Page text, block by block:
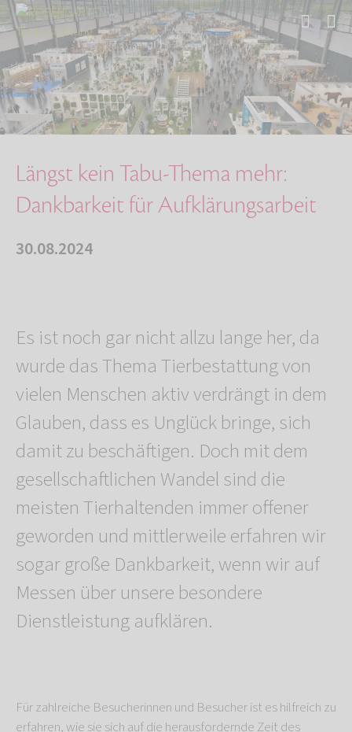
Start Über uns
Aktuelles
Längst kein Tabu-Thema mehr: Dankbarkeit für …
Längst kein Tabu-Thema mehr:
Dankbarkeit für Aufklärungsarbeit
30.08.2024
Es ist noch gar nicht allzu lange her, da
wurde das Thema Tierbestattung von
vielen Menschen aktiv verdrängt in dem
Glauben, dass es Unglück bringe, sich
damit zu beschäftigen. Doch mit dem
gesellschaftlichen Wandel sind die
meisten Tierhaltenden immer offener
geworden und mittlerweile erfahren wir
sogar große Dankbarkeit, wenn wir auf
Messen über unsere besondere
Dienstleistung aufklären.
Für zahlreiche Besucherinnen und Besucher ist es hilfreich zu
erfahren, wie sie sich auf die herausfordernde Zeit des